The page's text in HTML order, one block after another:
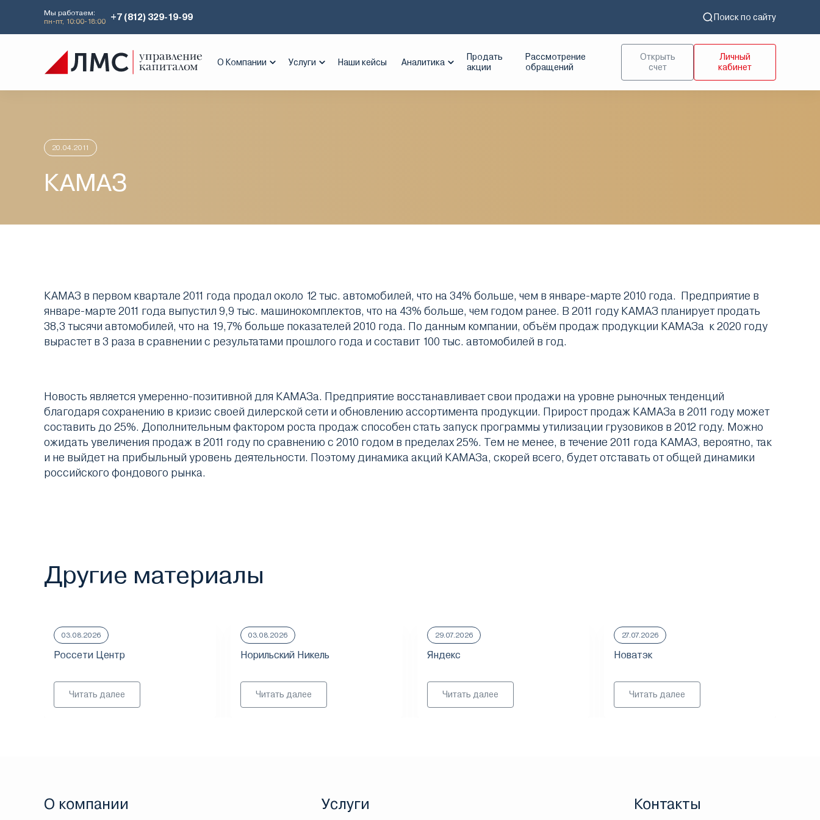
Мы работаем:
пн-пт, 10:00-18:00
+7 (812) 329-19-99 Поиск по сайту
О Компании Услуги Наши кейсы Аналитика
Продать
акции
Рассмотрение
обращений
Открыть
счет
Личный
кабинет
Главная Аналитика Идеи дня КАМАЗ
20.04.2011
КАМАЗ
КАМАЗ в первом квартале 2011 года продал около 12 тыс. автомобилей, что на 34% больше, чем в январе-марте 2010 года. Предприятие в
январе-марте 2011 года выпустил 9,9 тыс. машинокомплектов, что на 43% больше, чем годом ранее. В 2011 году КАМАЗ планирует продать
38,3 тысячи автомобилей, что на 19,7% больше показателей 2010 года. По данным компании, объём продаж продукции КАМАЗа к 2020 году
вырастет в 3 раза в сравнении с результатами прошлого года и составит 100 тыс. автомобилей в год.
Новость является умеренно-позитивной для КАМАЗа. Предприятие восстанавливает свои продажи на уровне рыночных тенденций
благодаря сохранению в кризис своей дилерской сети и обновлению ассортимента продукции. Прирост продаж КАМАЗа в 2011 году может
составить до 25%. Дополнительным фактором роста продаж способен стать запуск программы утилизации грузовиков в 2012 году. Можно
ожидать увеличения продаж в 2011 году по сравнению с 2010 годом в пределах 25%. Тем не менее, в течение 2011 года КАМАЗ, вероятно, так
и не выйдет на прибыльный уровень деятельности. Поэтому динамика акций КАМАЗа, скорей всего, будет отставать от общей динамики
российского фондового рынка.
Другие материалы
03.08.2026
Россети Центр
Читать далее
03.08.2026
Норильский Никель
Читать далее
29.07.2026
Яндекс
Читать далее
27.07.2026
Новатэк
Читать далее
О компании Услуги Контакты